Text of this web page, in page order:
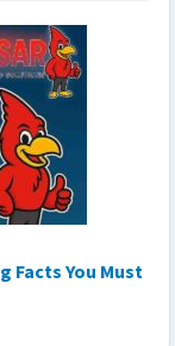
Facts You Must